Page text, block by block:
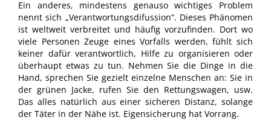
Ein anderes, mindestens genauso wichtiges Problem
nennt sich „Verantwortungsdifussion“. Dieses Phänomen
ist weltweit verbreitet und häufig vorzufinden. Dort wo
viele Personen Zeuge eines Vorfalls werden, fühlt sich
keiner dafür verantwortlich, Hilfe zu organisieren oder
überhaupt etwas zu tun. Nehmen Sie die Dinge in die
Hand, sprechen Sie gezielt einzelne Menschen an: Sie in
der grünen Jacke, rufen Sie den Rettungswagen, usw.
Das alles natürlich aus einer sicheren Distanz, solange
der Täter in der Nähe ist. Eigensicherung hat Vorrang.